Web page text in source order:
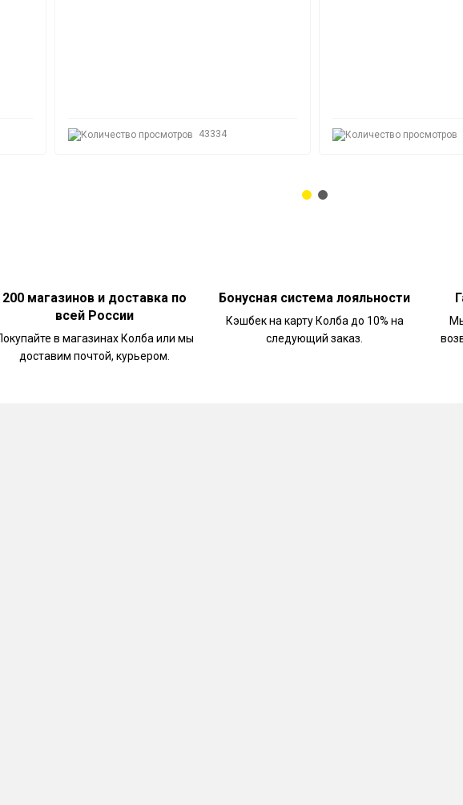
43334
200 магазинов и доставка по
всей России
в магазинах Колба или мы
доставим почтой, курьером.
Бонусная система лояльности
Кэшбек на карту Колба до 10% на
следующий заказ.